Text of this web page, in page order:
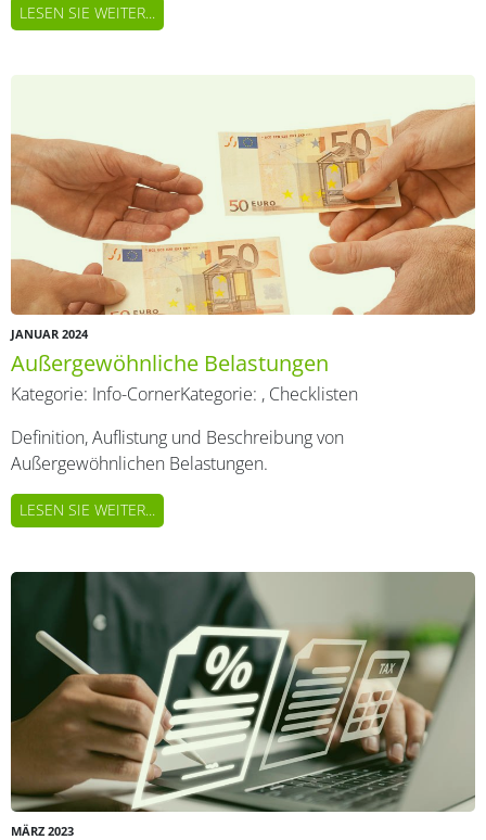
LESEN SIE WEITER...
JANUAR 2024
Außergewöhnliche Belastungen
Kategorie: Info-CornerKategorie: , Checklisten
Definition, Auflistung und Beschreibung von
Außergewöhnlichen Belastungen.
LESEN SIE WEITER...
MÄRZ 2023